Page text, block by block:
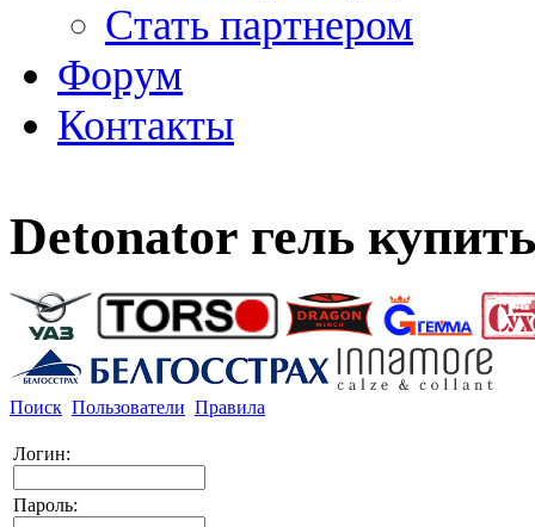
Стать партнером
Форум
Контакты
Detonator гель
Поиск Пользователи Правила
Логин:
Пароль: